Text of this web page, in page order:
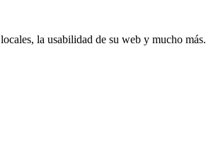
la usabilidad de su web y mucho más.